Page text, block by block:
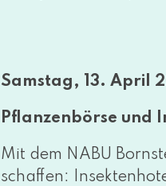
Samstag, 13. April
Pflanzenbörse und
Mit dem NABU
schaf­fen: